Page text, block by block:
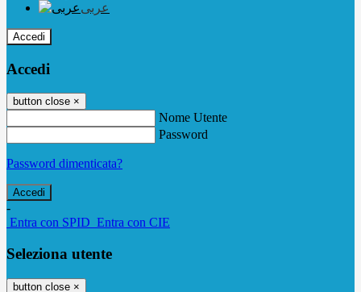
عربى
Accedi
Accedi
button close ×
Nome Utente
Password
Password dimenticata?
-
Entra con SPID Entra con CIE
Seleziona utente
button close ×